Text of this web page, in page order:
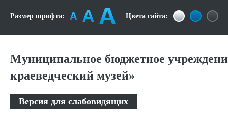
Размер шрифта: Цвета сайта:
Муниципальное бюджетное
краеведческий музей»
Версия для слабовидящих